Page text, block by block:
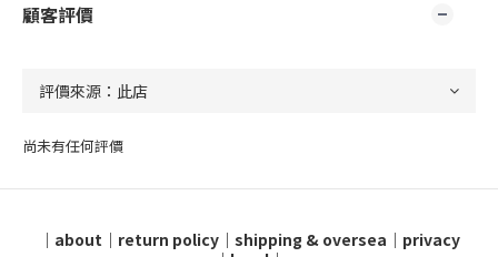
顧客評價
尚未有任何評價
｜ about｜ return policy｜ shipping & oversea ｜ privacy